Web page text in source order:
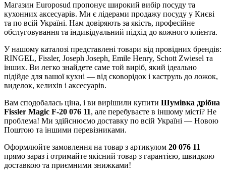
Магазин Europosud пропонує широкий вибір посуду та
кухонних аксесуарів. Ми є лідерами продажу посуду у Києві
та по всій Україні. Нам довіряють за якість, професійне
обслуговування та індивідуальний підхід до кожного клієнта.
У нашому каталозі представлені товари від провідних брендів:
RINGEL, Fissler, Joseph Joseph, Emile Henry, Schott Zwiesel та
інших. Ви легко знайдете саме той виріб, який ідеально
підійде для вашої кухні — від сковорідок і каструль до ложок,
виделок, келихів і аксесуарів.
Вам сподобалась ціна, і ви вирішили купити Шумівка дрібна
Fissler Magic F-20 076 11, але перебуваєте в іншому місті? Не
проблема! Ми здійснюємо доставку по всій Україні — Новою
Поштою та іншими перевізниками.
Оформлюйте замовлення на товар з артикулом 20 076 11
прямо зараз і отримайте якісний товар з гарантією, швидкою
доставкою та приємними знижками!